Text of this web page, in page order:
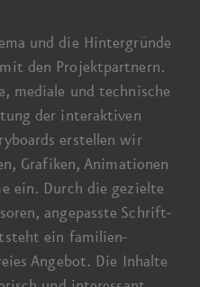
und die Hinter­gründe
den Projekt­partnern.
mediale und technische
der interaktiven
erstellen wir
Grafiken, Animationen
ein. Durch die gezielte
angepasste Schrift­
ein familien­
Angebot. Die Inhalte